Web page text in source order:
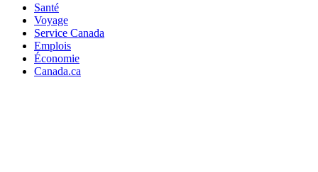
Santé
Voyage
Service Canada
Emplois
Économie
Canada.ca